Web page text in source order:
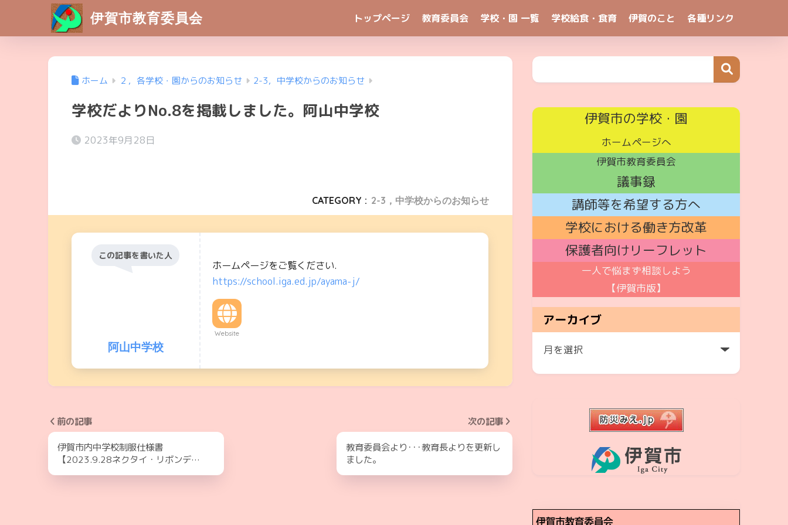
伊賀市教育委員会 トップページ 教育委員会 学校・園 一覧 学校給食・食育 伊賀のこと 各種リンク
ホーム ２，各学校・園からのお知らせ 2-3，中学校からのお知らせ
学校だよりNo.8を掲載しました。阿山中学校
2023年9月28日
CATEGORY : 2-3，中学校からのお知らせ
この記事を書いた人
阿山中学校
ホームページをご覧ください.
https://school.iga.ed.jp/ayama-j/
Website
前の記事
伊賀市内中学校制服仕様書
【2023.9.28ネクタイ・リボンデ…
次の記事
教育委員会より･･･教育長よりを更新し
ました。
伊賀市の学校・園
ホームページへ
伊賀市教育委員会
議事録
講師等を希望する方へ
学校における働き方改革
保護者向けリーフレット
一人で悩まず相談しよう
【伊賀市版】
アーカイブ
ア